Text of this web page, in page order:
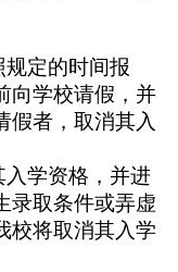
定的时间报
向学校请假，并
假者，取消其入
学资格，并进
录取条件或弄虚
校将取消其入学